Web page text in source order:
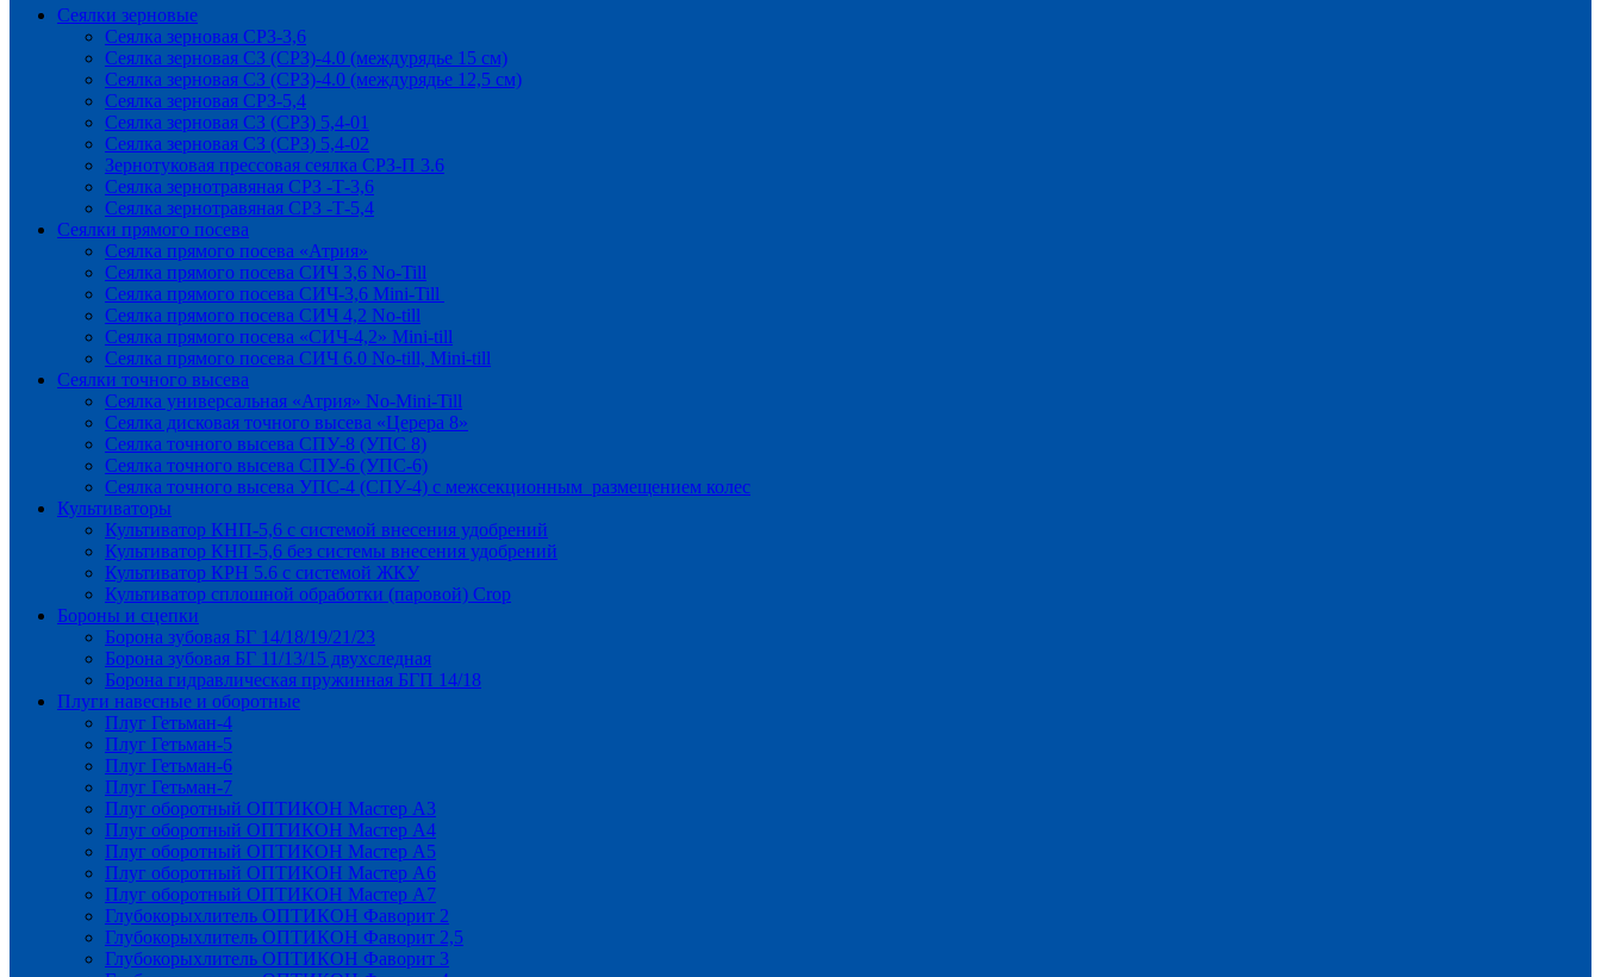
Сеялки зерновые
Сеялка зерновая СРЗ-3,6
Сеялка зерновая СЗ (СРЗ)-4.0 (междурядье 15 см)
Сеялка зерновая СЗ (СРЗ)-4.0 (междурядье 12,5 см)
Сеялка зерновая СРЗ-5,4
Сеялка зерновая СЗ (СРЗ) 5,4-01
Сеялка зерновая СЗ (СРЗ) 5,4-02
Зернотуковая прессовая сеялка СРЗ-П 3.6
Сеялка зернотравяная СРЗ -Т-3,6
Сеялка зернотравяная СРЗ -Т-5,4
Сеялки прямого посева
Сеялка прямого посева «Атрия»
Сеялка прямого посева СИЧ 3,6 No-Till
Сеялка прямого посева СИЧ-3,6 Mini-Till
Сеялка прямого посева СИЧ 4,2 No-till
Сеялка прямого посева «СИЧ-4,2» Mini-till
Сеялка прямого посева СИЧ 6.0 No-till, Mini-till
Сеялки точного высева
Сеялка универсальная «Атрия» No-Mini-Till
Сеялка дисковая точного высева «Церера 8»
Сеялка точного высева СПУ-8 (УПС 8)
Сеялка точного высева СПУ-6 (УПС-6)
Сеялка точного высева УПС-4 (СПУ-4) с межсекционным размещением колес
Культиваторы
Культиватор КНП-5,6 с системой внесения удобрений
Культиватор КНП-5,6 без системы внесения удобрений
Культиватор КРН 5.6 с системой ЖКУ
Культиватор сплошной обработки (паровой) Crop
Бороны и сцепки
Борона зубовая БГ 14/18/19/21/23
Борона зубовая БГ 11/13/15 двухследная
Борона гидравлическая пружинная БГП 14/18
Плуги навесные и оборотные
Плуг Гетьман-4
Плуг Гетьман-5
Плуг Гетьман-6
Плуг Гетьман-7
Плуг оборотный ОПТИКОН Мастер А3
Плуг оборотный ОПТИКОН Мастер А4
Плуг оборотный ОПТИКОН Мастер А5
Плуг оборотный ОПТИКОН Мастер А6
Плуг оборотный ОПТИКОН Мастер А7
Глубокорыхлитель ОПТИКОН Фаворит 2
Глубокорыхлитель ОПТИКОН Фаворит 2,5
Глубокорыхлитель ОПТИКОН Фаворит 3